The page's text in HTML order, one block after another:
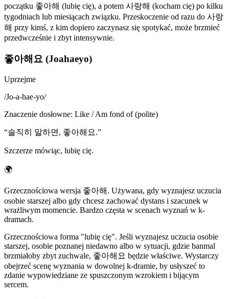
początku 좋아해 (lubię cię), a potem 사랑해 (kocham cię) po kilku
tygodniach lub miesiącach związku. Przeskoczenie od razu do 사랑
해 przy kimś, z kim dopiero zaczynasz się spotykać, może brzmieć
przedwcześnie i zbyt intensywnie.
좋아해요 (Joahaeyo)
Uprzejme
/Jo-a-hae-yo/
Znaczenie dosłowne: Like / Am fond of (polite)
“솔직히 말하면, 좋아해요.”
Szczerze mówiąc, lubię cię.
🌍
Grzecznościowa wersja 좋아해. Używana, gdy wyznajesz uczucia
osobie starszej albo gdy chcesz zachować dystans i szacunek w
wrażliwym momencie. Bardzo częsta w scenach wyznań w k-
dramach.
Grzecznościowa forma "lubię cię". Jeśli wyznajesz uczucia osobie
starszej, osobie poznanej niedawno albo w sytuacji, gdzie banmal
brzmiałoby zbyt zuchwale, 좋아해요 będzie właściwe. Wystarczy
obejrzeć scenę wyznania w dowolnej k-dramie, by usłyszeć to
zdanie wypowiedziane ze spuszczonym wzrokiem i bijącym
sercem.